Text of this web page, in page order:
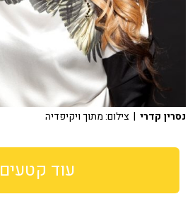
נסרין קדרי | צילום: מתוך ויקיפדיה
עוד קטעים